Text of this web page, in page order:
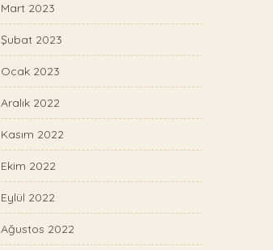
Mart 2023
Şubat 2023
Ocak 2023
Aralık 2022
Kasım 2022
Ekim 2022
Eylül 2022
Ağustos 2022